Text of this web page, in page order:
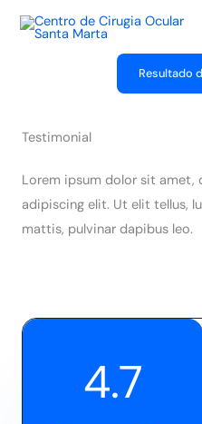
Resultado
Testimonial
Lorem ipsum dolor sit amet,
adipiscing elit. Ut elit tellus,
mattis, pulvinar dapibus leo.
4.7